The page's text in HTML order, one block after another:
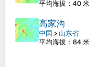
平均海拔 ：40 米
高家沟
中国 > 山东省
平均海拔 ：84 米